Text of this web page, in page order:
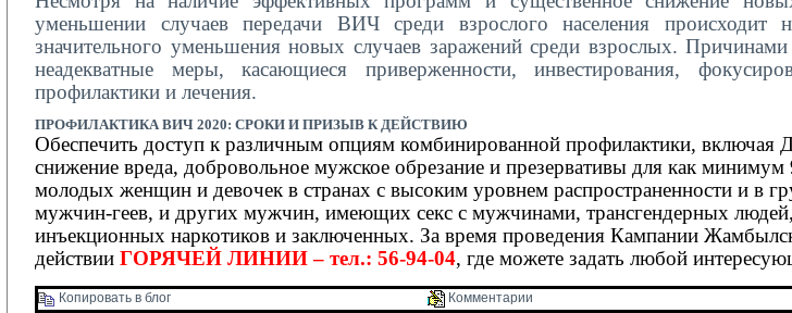
уменьшении случаев передачи ВИЧ среди взрослого населения происходит
значительного уменьшения новых случаев заражений среди взрослых. Причинами
неадекватные меры, касающиеся приверженности, инвестирования,
профилактики и лечения.
ПРОФИЛАКТИКА ВИЧ 2020: СРОКИ И ПРИЗЫВ К ДЕЙСТВИЮ
Обеспечить доступ к различным опциям комбинированной профилактики,
снижение вреда, добровольное мужское обрезание и презервативы для как
молодых женщин и девочек в странах с высоким уровнем распространенности и в
мужчин-геев, и других мужчин, имеющих секс с мужчинами, трансгендерных людей,
инъекционных наркотиков и заключенных. За время проведения Кампании
действии ГОРЯЧЕЙ ЛИНИИ – тел.: 56-94-04, где можете задать любой
Копировать в блог Комментарии